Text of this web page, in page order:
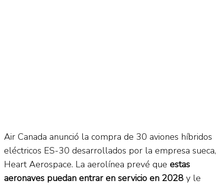
Air Canada anunció la compra de 30 aviones híbridos
eléctricos ES-30 desarrollados por la empresa sueca,
Heart Aerospace. La aerolínea prevé que estas
aeronaves puedan entrar en servicio en 2028 y le